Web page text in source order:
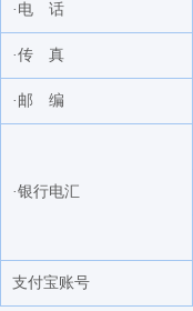
张家港保税
上海朝辉
宁波杉
上海杉
常熟市工业
马森能源
·电 话
·传 真
·邮 编
·银行电汇
支付宝账号